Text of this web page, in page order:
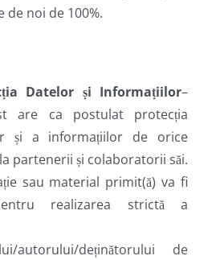
noi de 100%.
Datelor și Informațiilor–
are ca postulat protecția
și a informațiilor de orice
partenerii și colaboratorii săi.
sau material primit(ă) va fi
realizarea strictă a
autorului/deținătorului de